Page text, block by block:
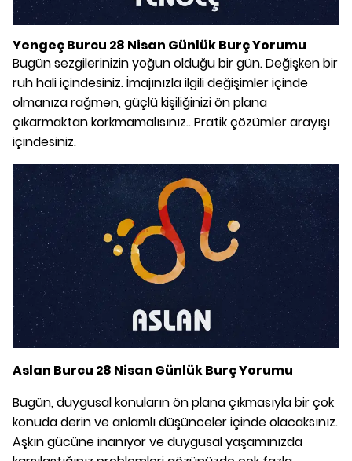
Yengeç Burcu 28 Nisan Günlük Burç Yorumu
Bugün sezgilerinizin yoğun olduğu bir gün. Değişken bir
ruh hali içindesiniz. İmajınızla ilgili değişimler içinde
olmanıza rağmen, güçlü kişiliğinizi ön plana
çıkarmaktan korkmamalısınız.. Pratik çözümler arayışı
içindesiniz.
Aslan Burcu 28 Nisan Günlük Burç Yorumu
Bugün, duygusal konuların ön plana çıkmasıyla bir çok
konuda derin ve anlamlı düşünceler içinde olacaksınız.
Aşkın gücüne inanıyor ve duygusal yaşamınızda